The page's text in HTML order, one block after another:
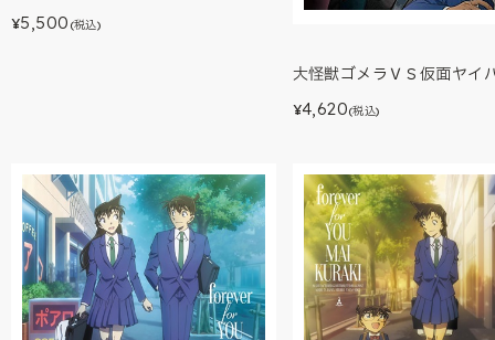
¥5,500 (税込)
大怪獣ゴメラＶＳ仮面ヤイ
¥4,620(税込)